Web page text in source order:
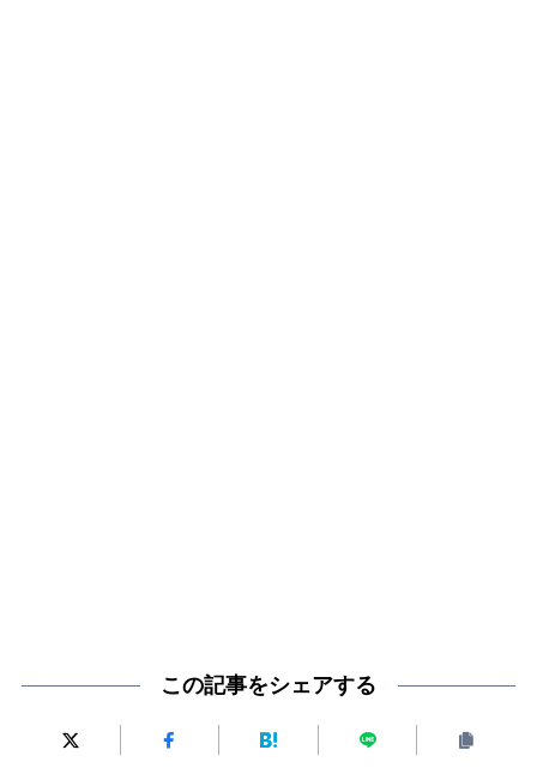
この記事をシェアする